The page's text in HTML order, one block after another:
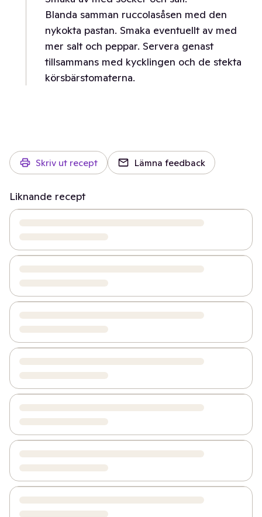
Blanda samman ruccolasåsen med den
nykokta pastan. Smaka eventuellt av med
mer salt och peppar. Servera genast
tillsammans med kycklingen och de stekta
körsbärstomaterna.
Skriv ut recept Lämna feedback
Liknande recept